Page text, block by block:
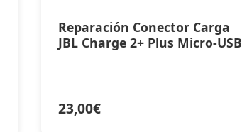
Reparación Conector Carga
JBL Charge 2+ Plus Micro-USB
23,00€